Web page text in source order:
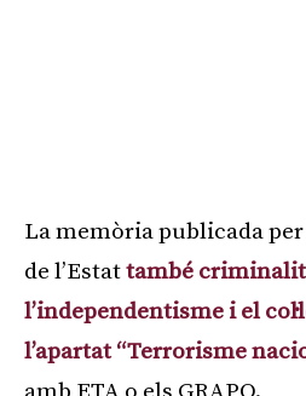
La memòria publicada
de l’Estattambé
l’independentisme i el
l’apartat “Terrorisme